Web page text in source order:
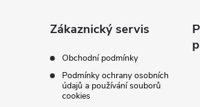
Zákaznický servis
Obchodní podmínky
Podmínky ochrany osobních
údajů a používání souborů
cookies